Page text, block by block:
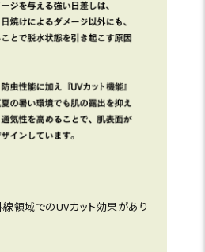
領域でのUVカット効果があり